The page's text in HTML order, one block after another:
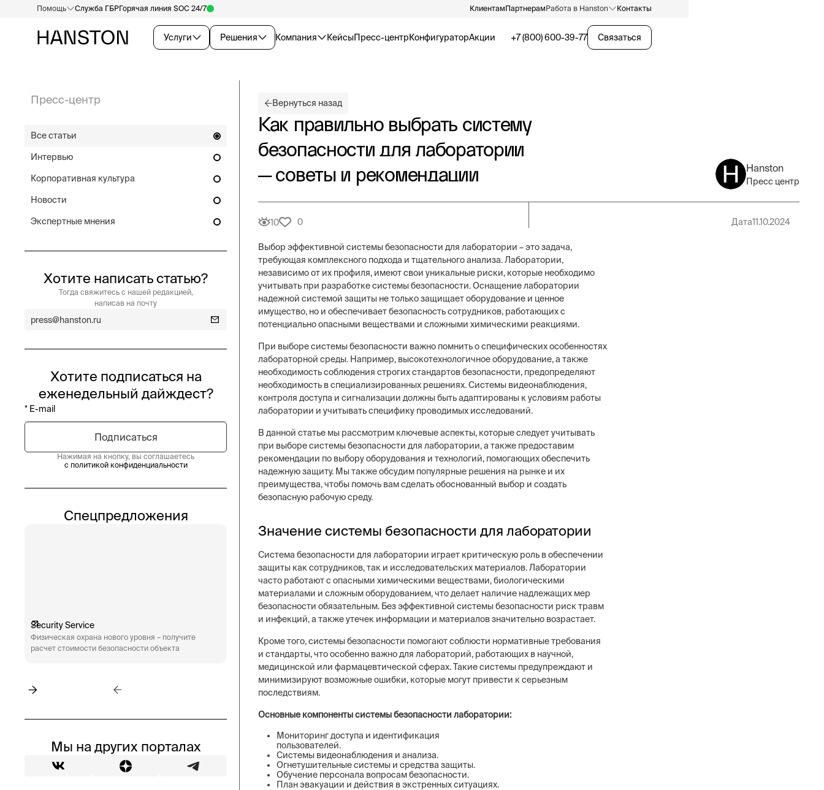
Услуги Решения Компания КейсыПресс-центрКонфигураторАкции
Помощь Служба ГБРГорячая линия SOC 24/7 КлиентамПартнерамРабота в Hanston Контакты
+7 (800) 600-39-77 Связаться
Пресс-центр
Все статьи
Интервью
Корпоративная культура
Новости
Экспертные мнения
Хотите написать статью?
Тогда свяжитесь с нашей редакцией,
написав на почту
press@hanston.ru
Хотите подписаться на
еженедельный дайждест?
Нажимая на кнопку, вы соглашаетесь
с политикой конфиденциальности
Спецпредложения
Security Service
Физическая охрана нового уровня – получите
расчет стоимости безопасности объекта
Engineering
Технические системы безопасности бизнеса –
аудит систем, видеонаблюдение, СКУД,
пожарная сигнализация
Постовая охрана объектов
Физическая охрана объектов нового уровня, 12
типов постов, 3 категории охранников,
конфигуратор расчета стоимости охранных
услуг
Мы на других порталах
Вернуться назад
Как правильно выбрать систему
безопасности для лаборатории
— советы и рекомендации
Hanston
Пресс центр
10 0 Дата11.10.2024
Выбор эффективной системы безопасности для лаборатории – это задача,
требующая комплексного подхода и тщательного анализа. Лаборатории,
независимо от их профиля, имеют свои уникальные риски, которые необходимо
учитывать при разработке системы безопасности. Оснащение лаборатории
надежной системой защиты не только защищает оборудование и ценное
имущество, но и обеспечивает безопасность сотрудников, работающих с
потенциально опасными веществами и сложными химическими реакциями.
При выборе системы безопасности важно помнить о специфических особенностях
лабораторной среды. Например, высокотехнологичное оборудование, а также
необходимость соблюдения строгих стандартов безопасности, предопределяют
необходимость в специализированных решениях. Системы видеонаблюдения,
контроля доступа и сигнализации должны быть адаптированы к условиям работы
лаборатории и учитывать специфику проводимых исследований.
В данной статье мы рассмотрим ключевые аспекты, которые следует учитывать
при выборе системы безопасности для лаборатории, а также предоставим
рекомендации по выбору оборудования и технологий, помогающих обеспечить
надежную защиту. Мы также обсудим популярные решения на рынке и их
преимущества, чтобы помочь вам сделать обоснованный выбор и создать
безопасную рабочую среду.
Значение системы безопасности для лаборатории
Система безопасности для лаборатории играет критическую роль в обеспечении
защиты как сотрудников, так и исследовательских материалов. Лаборатории
часто работают с опасными химическими веществами, биологическими
материалами и сложным оборудованием, что делает наличие надлежащих мер
безопасности обязательным. Без эффективной системы безопасности риск травм
и инфекций, а также утечек информации и материалов значительно возрастает.
Кроме того, системы безопасности помогают соблюсти нормативные требования
и стандарты, что особенно важно для лабораторий, работающих в научной,
медицинской или фармацевтической сферах. Такие системы предупреждают и
минимизируют возможные ошибки, которые могут привести к серьезным
последствиям.
Основные компоненты системы безопасности лаборатории:
Мониторинг доступа и идентификация
пользователей.
Системы видеонаблюдения и анализа.
Огнетушительные системы и средства защиты.
Обучение персонала вопросам безопасности.
План эвакуации и действия в экстренных ситуациях.